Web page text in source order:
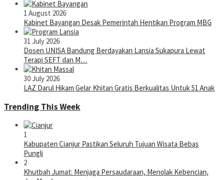
1 August 2026
Kabinet Bayangan Desak Pemerintah Hentikan Program MBG
31 July 2026
Dosen UNISA Bandung Berdayakan Lansia Sukapura Lewat
Terapi SEFT dan M…
30 July 2026
LAZ Darul Hikam Gelar Khitan Gratis Berkualitas Untuk 51 Anak
Trending This Week
1
Kabupaten Cianjur Pastikan Seluruh Tujuan Wisata Bebas
Pungli
2
Khutbah Jumat: Menjaga Persaudaraan, Menolak Kebencian,